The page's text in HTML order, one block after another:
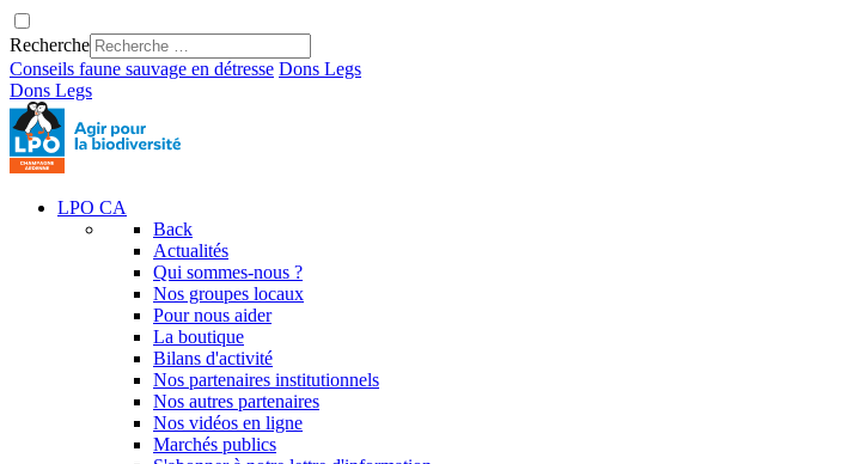
Recherche
Conseils faune sauvage en détresse Dons Legs
Dons Legs
LPO CA
Back
Actualités
Qui sommes-nous ?
Nos groupes locaux
Pour nous aider
La boutique
Bilans d'activité
Nos partenaires institutionnels
Nos autres partenaires
Nos vidéos en ligne
Marchés publics